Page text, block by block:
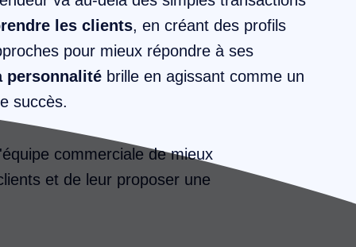
les clients, en créant des profils
pour mieux répondre à ses
personnalité brille en agissant comme un
succès.
commerciale de mieux
et de leur proposer une